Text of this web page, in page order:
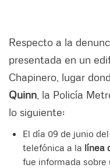
Respecto a la
presentada en un
Chapinero, lugar
Quinn , la Policía
lo siguiente:
El día 09 de junio
telefónica a la línea
fue informada